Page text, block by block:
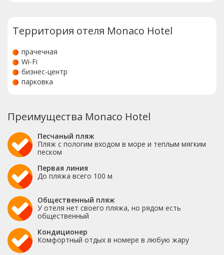
Территория отеля Monaco Hotel
прачечная
Wi-Fi
бизнес-центр
парковка
Преимущества Monaco Hotel
Песчаный пляж
Пляж с пологим входом в море и теплым мягким
песком
Первая линия
До пляжа всего 100 м
Общественный пляж
У отеля нет своего пляжа, но рядом есть
общественный
Кондиционер
Комфортный отдых в номере в любую жару